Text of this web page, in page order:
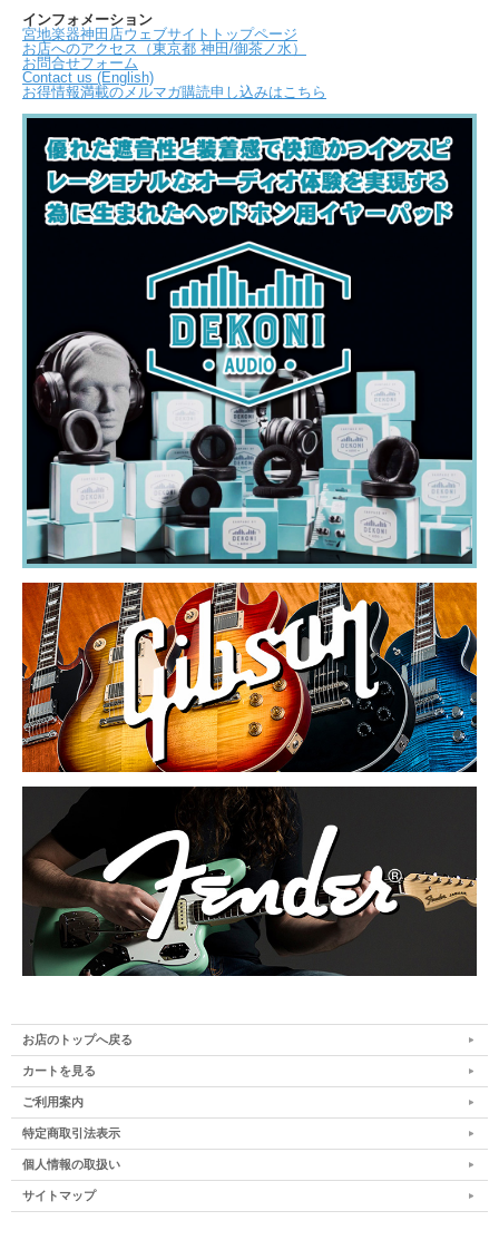
インフォメーション
宮地楽器神田店ウェブサイトトップページ
お店へのアクセス（東京都 神田/御茶ノ水）
お問合せフォーム
Contact us (English)
お得情報満載のメルマガ購読申し込みはこちら
お店のトップへ戻る
カートを見る
ご利用案内
特定商取引法表示
個人情報の取扱い
サイトマップ